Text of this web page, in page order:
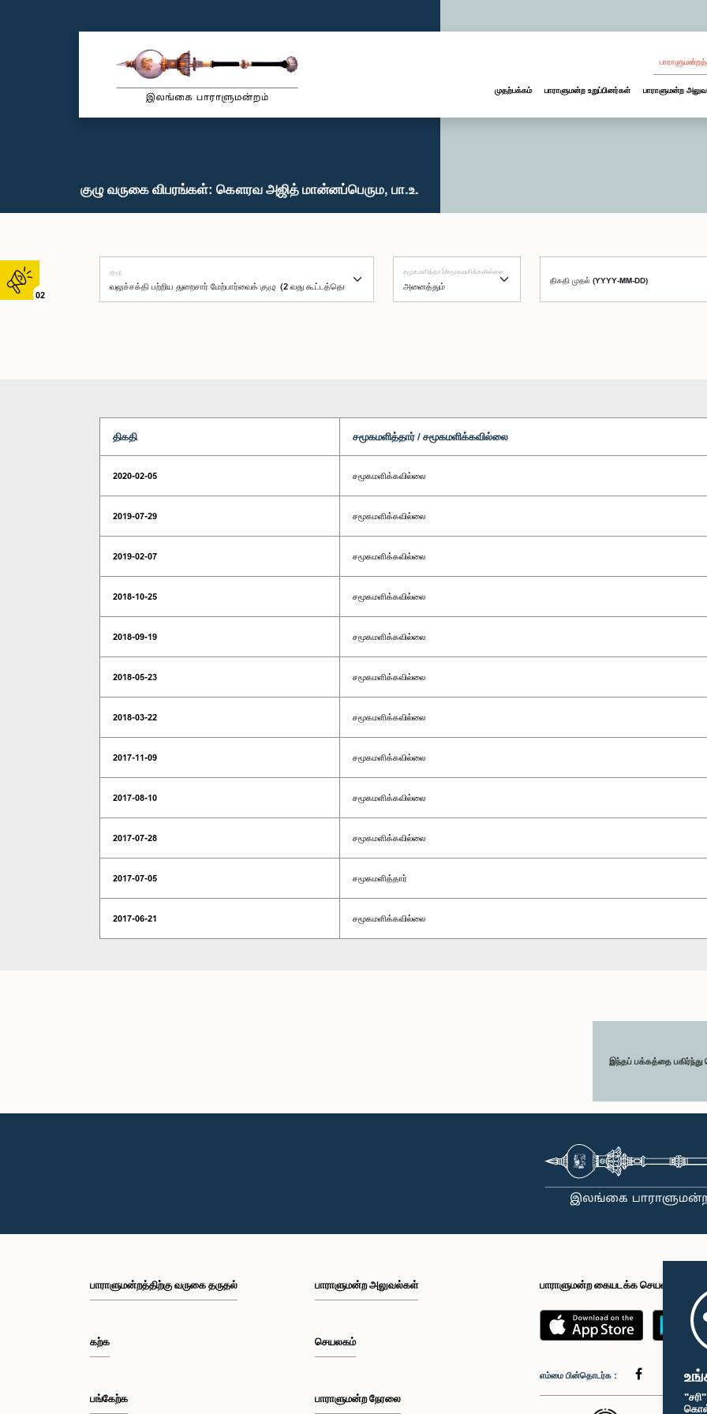
02
முதற்பக்கம் பாராளுமன்ற உறுப்பினர்கள் பாராளுமன்ற
குழு வருகை விபரங்கள்: கௌரவ அஜித் மான்னப்பெரும, பா.உ.
குழு சமூகமளித்தார்/சமூகமளிக்கவில்லை
திகதி முதல் (YYYY-MM-DD)
திகதி சமூகமளித்தார் / சமூகமளிக்கவில்லை
2020-02-05 சமூகமளிக்கவில்லை
2019-07-29 சமூகமளிக்கவில்லை
2019-02-07 சமூகமளிக்கவில்லை
2018-10-25 சமூகமளிக்கவில்லை
2018-09-19 சமூகமளிக்கவில்லை
2018-05-23 சமூகமளிக்கவில்லை
2018-03-22 சமூகமளிக்கவில்லை
2017-11-09 சமூகமளிக்கவில்லை
2017-08-10 சமூகமளிக்கவில்லை
2017-07-28 சமூகமளிக்கவில்லை
2017-07-05 சமூகமளித்தார்
2017-06-21 சமூகமளிக்கவில்லை
இந்தப் பக்கத்தை
பாராளுமன்றத்திற்கு வருகை தருதல்
கற்க
பங்கேற்க
பாராளுமன்ற அலுவல்கள்
செயலகம்
பாராளுமன்ற நேரலை
பாராளுமன்ற கையடக்க செயலி
எம்மை பின்தொடர்க :